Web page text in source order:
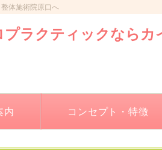
体施術院原口へ
内 コンセプト・特徴